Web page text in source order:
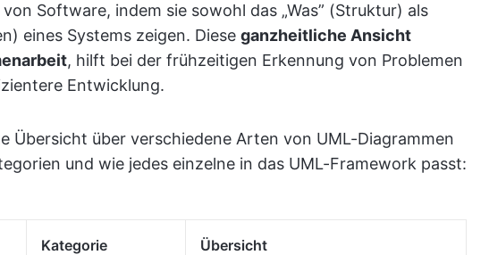
Software, indem sie sowohl das „Was” (Struktur) als
eines Systems zeigen. Diese ganzheitliche Ansicht
, hilft bei der frühzeitigen Erkennung von Problemen
Entwicklung.
Übersicht über verschiedene Arten von UML-Diagrammen
und wie jedes einzelne in das UML-Framework passt:
Kategorie Übersicht